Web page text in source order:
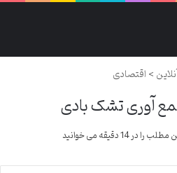
>اقتصادی
آوری تشک بادی
را در 14 دقیقه می خوانید